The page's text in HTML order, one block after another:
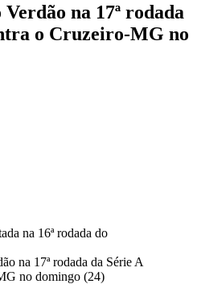
na 17ª rodada
o Cruzeiro-MG no
na 17ª rodada da Série A
no domingo (24)